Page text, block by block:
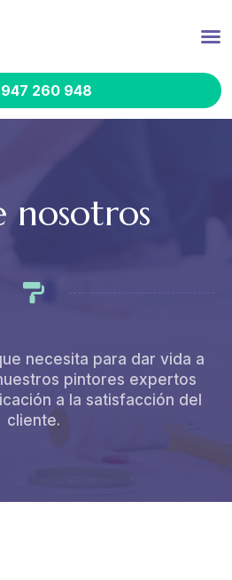
947 260 948
nosotros
necesita para dar vida a
pintores expertos
a la satisfacción del
cliente.